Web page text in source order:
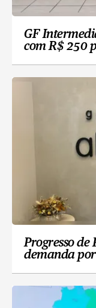
GF
com R$ 250
Progresso de
demanda